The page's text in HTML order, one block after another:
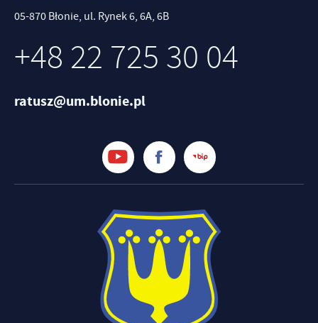
05-870 Błonie, ul. Rynek 6, 6A, 6B
+48 22 725 30 04
ratusz@um.blonie.pl